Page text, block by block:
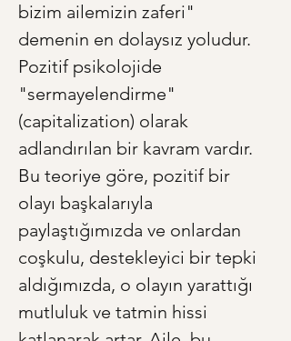
bizim ailemizin zaferi"
demenin en dolaysız yoludur.
Pozitif psikolojide
"sermayelendirme"
(capitalization) olarak
adlandırılan bir kavram vardır.
Bu teoriye göre, pozitif bir
olayı başkalarıyla
paylaştığımızda ve onlardan
coşkulu, destekleyici bir tepki
aldığımızda, o olayın yarattığı
mutluluk ve tatmin hissi